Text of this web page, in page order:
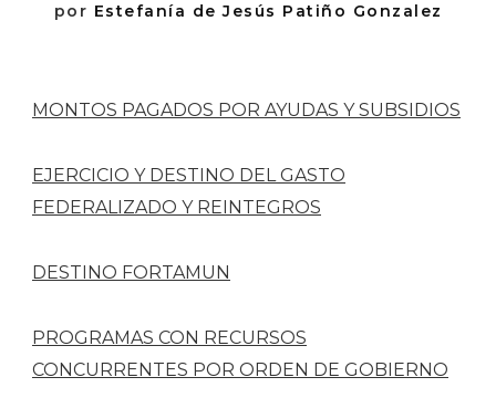
por Estefanía de Jesús Patiño Gonzalez
MONTOS PAGADOS POR AYUDAS Y SUBSIDIOS
EJERCICIO Y DESTINO DEL GASTO
FEDERALIZADO Y REINTEGROS
DESTINO FORTAMUN
PROGRAMAS CON RECURSOS
CONCURRENTES POR ORDEN DE GOBIERNO